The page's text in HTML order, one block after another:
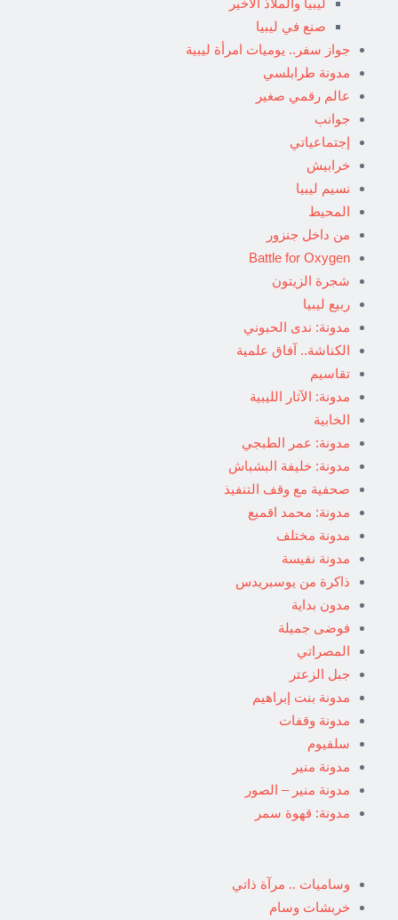
صنع في ليبيا
جواز سفر.. يوميات امرأة ليبية
مدونة طرابلسي
عالم رقمي صغير
جوانب
إجتماعياتي
خرابيش
نسيم ليبيا
المحيط
من داخل جنزور
Battle for Oxygen
شجرة الزيتون
ربيع ليبيا
مدونة: ندى الحبوني
الكناشة.. آفاق علمية
تقاسيم
مدونة: الآثار الليبية
الخابية
مدونة: عمر الطبجي
مدونة: خليفة البشباش
صحفية مع وقف التنفيذ
مدونة: محمد اقميع
مدونة مختلف
مدونة نفيسة
ذاكرة من يوسبريدس
مدون بداية
فوضى جميلة
المصراتي
جبل الزعتر
مدونة بنت إبراهيم
مدونة وقفات
سلفيوم
مدونة منير
مدونة منير – الصور
مدونة: قهوة سمر
وساميات .. مرآة ذاتي
خربشات وسام